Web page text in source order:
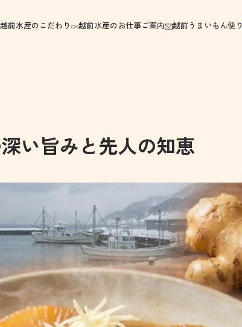
越前水産のこだわり 越前水産のお仕事ご案内 越前うまいもん便り
い旨みと先人の知恵